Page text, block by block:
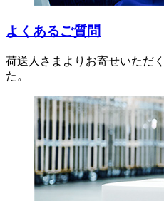
よくあるご質問
荷送人さまよりお寄せいただ
た。